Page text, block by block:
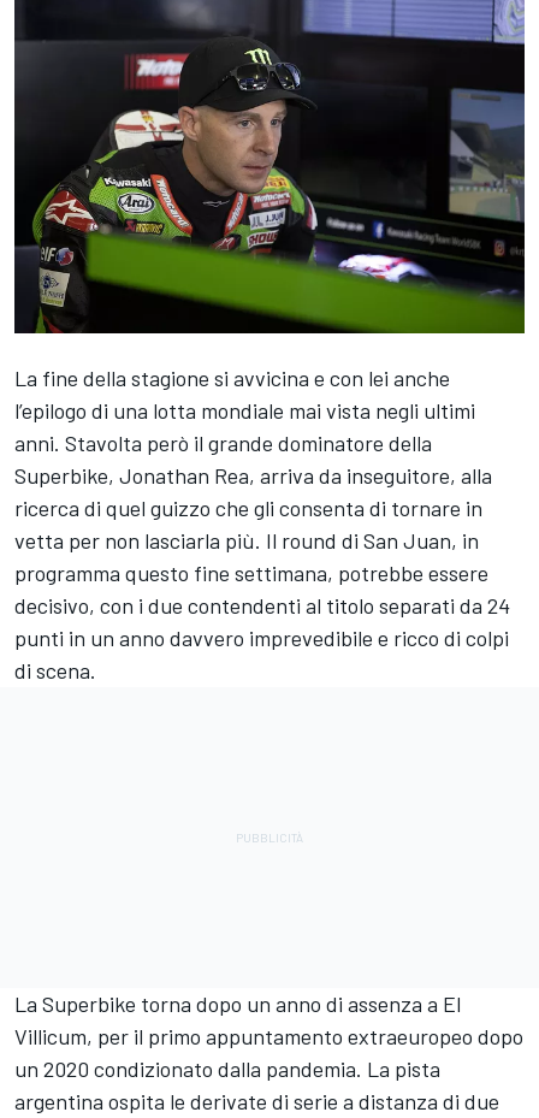
La fine della stagione si avvicina e con lei anche
l’epilogo di una lotta mondiale mai vista negli ultimi
anni. Stavolta però il grande dominatore della
Superbike, Jonathan Rea, arriva da inseguitore, alla
ricerca di quel guizzo che gli consenta di tornare in
vetta per non lasciarla più. Il round di San Juan, in
programma questo fine settimana, potrebbe essere
decisivo, con i due contendenti al titolo separati da 24
punti in un anno davvero imprevedibile e ricco di colpi
di scena.
La Superbike torna dopo un anno di assenza a El
Villicum, per il primo appuntamento extraeuropeo dopo
un 2020 condizionato dalla pandemia. La pista
argentina ospita le derivate di serie a distanza di due